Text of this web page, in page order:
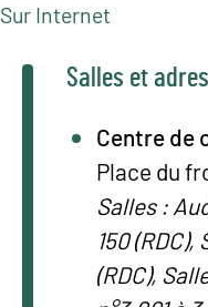
Sur Internet
Salles et
Centre de
Place du
Salles :
150
(RDC),